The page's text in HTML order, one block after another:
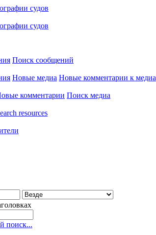
Поиск сообщений
Новые медиа Новые комментарии к медиа
комментарии Поиск медиа
resources
поиск...